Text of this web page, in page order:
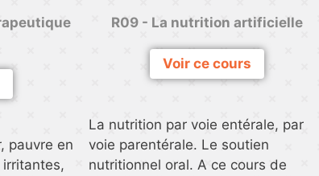
pauvre en
R09 - La nutrition artificielle
Voir ce cours
La nutrition par voie entérale, par
voie parentérale. Le soutien
nutritionnel oral. A ce cours de